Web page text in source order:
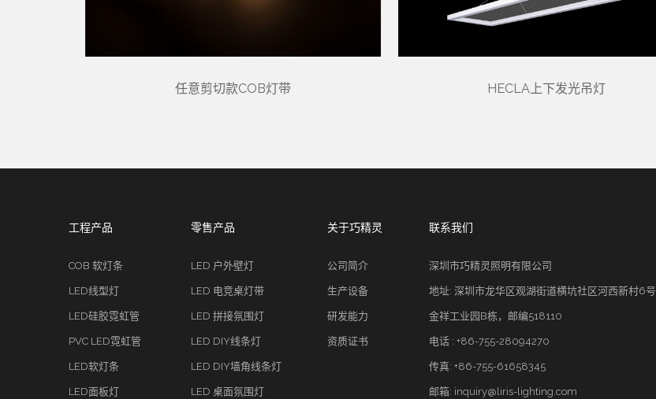
任意剪切款COB灯带 HECLA上下发光吊灯
工程产品
COB 软灯条
LED线型灯
LED硅胶霓虹管
PVC LED霓虹管
LED软灯条
LED面板灯
零售产品
LED 户外壁灯
LED 电竞桌灯带
LED 拼接氛围灯
LED DIY线条灯
LED DIY墙角线条灯
LED 桌面氛围灯
关于巧精灵
公司简介
生产设备
研发能力
资质证书
联系我们
深圳市巧精灵照明有限公司
地址: 深圳市龙华区观湖街道横坑社区河西新村6号
金祥工业园B栋，邮编518110
电话 : +86-755-28094270
传真: +86-755-61658345
邮箱: inquiry@liris-lighting.com